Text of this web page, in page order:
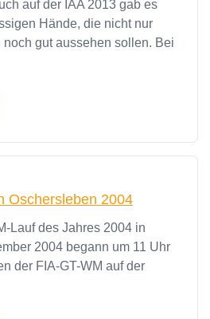
auf der IAA 2013 gab es
Hände, die nicht nur
noch gut aussehen sollen. Bei
Oschersleben 2004
Lauf des Jahres 2004 in
2004 begann um 11 Uhr
der FIA-GT-WM auf der